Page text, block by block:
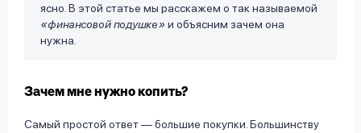
ясно. В этой статье мы расскажем о так называемой
«финансовой подушке» и объясним зачем она
нужна.
Зачем мне нужно копить?
Самый простой ответ –– большие покупки. Большинству